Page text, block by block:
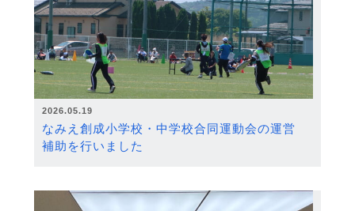
2026.05.19
なみえ創成小学校・中学校合同運動会の運営
補助を行いました